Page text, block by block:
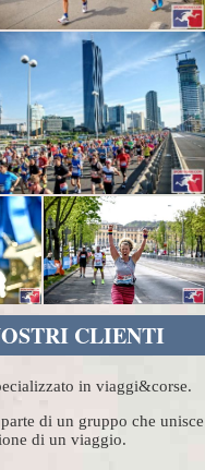
CLIENTI
in viaggi&corse.
di un gruppo che unisce
di un viaggio.